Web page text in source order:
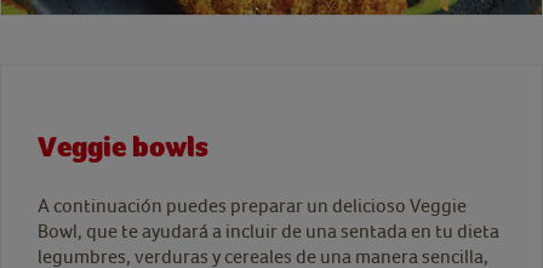
Veggie bowls
A continuación puedes preparar un delicioso Veggie
Bowl, que te ayudará a incluir de una sentada en tu dieta
legumbres, verduras y cereales de una manera sencilla,